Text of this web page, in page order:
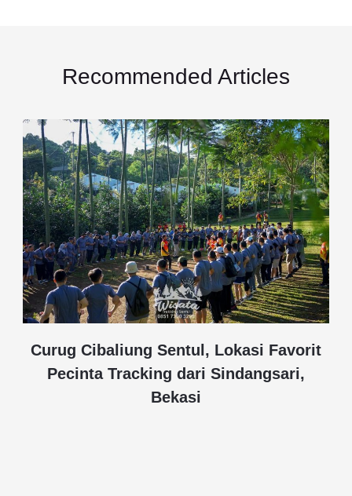
Recommended Articles
Curug Cibaliung Sentul, Lokasi Favorit
Pecinta Tracking dari Sindangsari,
Bekasi